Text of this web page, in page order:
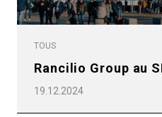
TOUS
Rancilio Group au
19.12.2024